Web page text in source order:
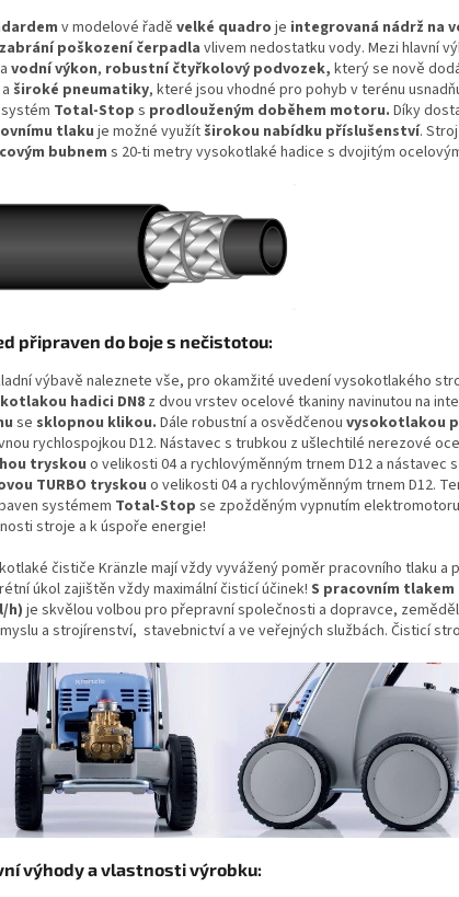
v modelové řadě velké quadro je integrovaná nádrž na
zabrání poškození čerpadla vlivem nedostatku vody. Mezi hlavní
a vodní výkon, robustní čtyřkolový podvozek, který se nově
a široké pneumatiky, které jsou vhodné pro pohyb v terénu
Total-Stop s prodlouženým doběhem motoru. Díky
tlaku je možné využít širokou nabídku příslušenství.
bubnem s 20-ti metry vysokotlaké hadice s dvojitým
připraven do boje s nečistotou:
výbavě naleznete vše, pro okamžité uvedení vysokotlakého
hadici DN8 z dvou vrstev ocelové tkaniny navinutou na
se sklopnou klikou. Dále robustní a osvědčenou vysokotlakou
rychlospojkou D12. Nástavec s trubkou z ušlechtilé nerezové
tryskou o velikosti 04 a rychlovýměnným trnem D12 a nástavec
TURBO tryskou o velikosti 04 a rychlovýměnným trnem D12.
systémem Total-Stop se zpožděným vypnutím
stroje a k úspoře energie!
čističe Kränzle mají vždy vyvážený poměr pracovního tlaku
úkol zajištěn vždy maximální čisticí účinek! S pracovním tlakem
h) je skvělou volbou pro přepravní společnosti a dopravce,
a strojírenství, stavebnictví a ve veřejných službách. Čisticí
výhody a vlastnosti výrobku: